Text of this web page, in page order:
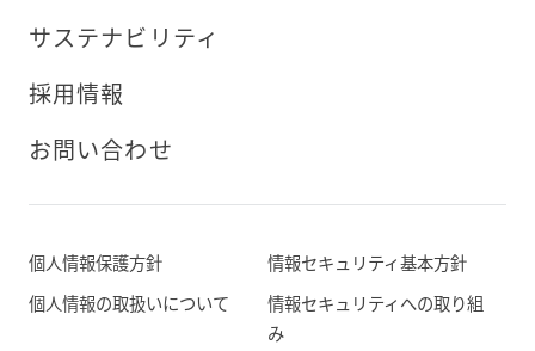
サステナビリティ
採用情報
お問い合わせ
個人情報保護方針
情報セキュリティ基本方針
個人情報の取扱いについて
情報セキュリティへの取り組
み